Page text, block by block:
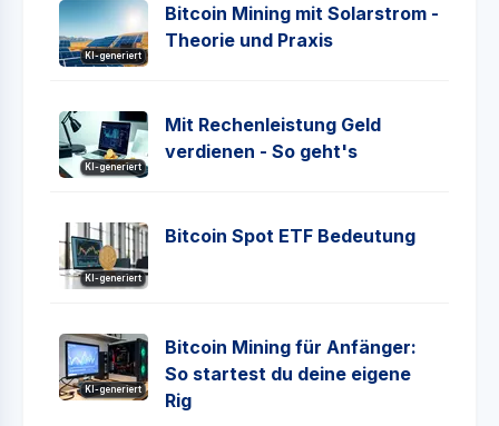
KI-generiert
Bitcoin Mining mit Solarstrom -
Theorie und Praxis
KI-generiert
Mit Rechenleistung Geld
verdienen - So geht's
KI-generiert
Bitcoin Spot ETF Bedeutung
KI-generiert
Bitcoin Mining für Anfänger:
So startest du deine eigene
Rig